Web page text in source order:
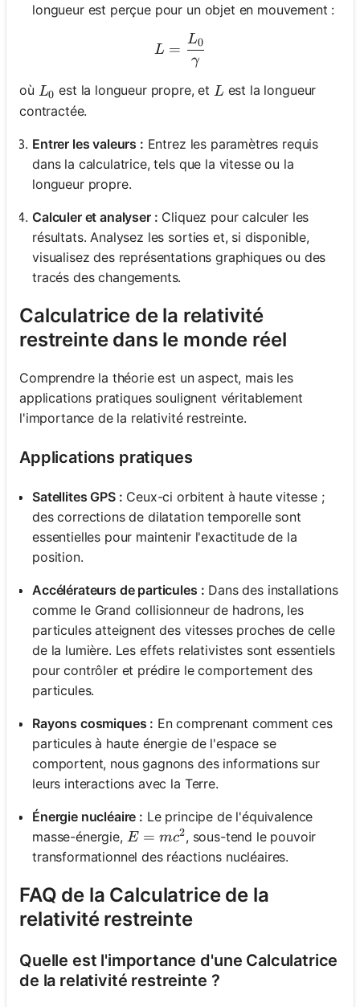
longueur est perçue pour un objet en mouvement :
L = \frac{L_0}{\gamma}
L =
γ
L0
où L_0
L0 est la longueur propre, et L
Lest la longueur
contractée.
Entrer les valeurs : Entrez les paramètres requis
dans la calculatrice, tels que la vitesse ou la
longueur propre.
Calculer et analyser : Cliquez pour calculer les
résultats. Analysez les sorties et, si disponible,
visualisez des représentations graphiques ou des
tracés des changements.
Calculatrice de la relativité
restreinte dans le monde réel
Comprendre la théorie est un aspect, mais les
applications pratiques soulignent véritablement
l'importance de la relativité restreinte.
Applications pratiques
Satellites GPS : Ceux-ci orbitent à haute vitesse ;
des corrections de dilatation temporelle sont
essentielles pour maintenir l'exactitude de la
position.
Accélérateurs de particules : Dans des installations
comme le Grand collisionneur de hadrons, les
particules atteignent des vitesses proches de celle
de la lumière. Les effets relativistes sont essentiels
pour contrôler et prédire le comportement des
particules.
Rayons cosmiques : En comprenant comment ces
particules à haute énergie de l'espace se
comportent, nous gagnons des informations sur
leurs interactions avec la Terre.
Énergie nucléaire : Le principe de l'équivalence
masse-énergie, E = mc^2
E = mc2, sous-tend le pouvoir
transformationnel des réactions nucléaires.
FAQ de la Calculatrice de la
relativité restreinte
Quelle est l'importance d'une Calculatrice
de la relativité restreinte ?